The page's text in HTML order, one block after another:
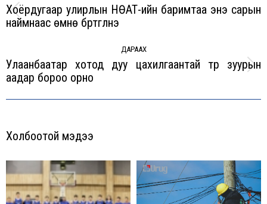
Previous
Хоёрдугаар улирлын НӨАТ-ийн баримтаа энэ сарын
наймнаас өмнө бүртгүүлнэ
ДАРААХ
Next
Улаанбаатар хотод дуу цахилгаантай түр зуурын
аадар бороо орно
Холбоотой мэдээ